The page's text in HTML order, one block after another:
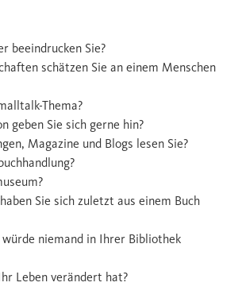
beeindrucken Sie?
schätzen Sie an einem Menschen
Thema?
geben Sie sich gerne hin?
Magazine und Blogs lesen Sie?
Sie sich zuletzt aus einem Buch
würde niemand in Ihrer Bibliothek
Leben verändert hat?